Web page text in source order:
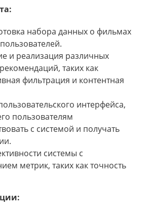
набора данных о фильмах
и реализация различных
таких как
фильтрация и контентная
интерфейса,
пользователям
с системой и получать
системы с
метрик, таких как точность